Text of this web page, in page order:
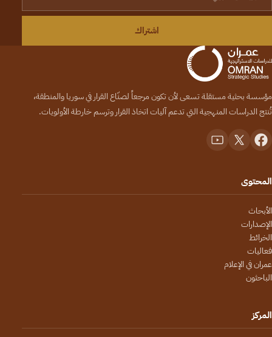
اشتراك
مؤسسة بحثية مستقلة تسعى لأن تكون مرجعاً لصنّاع القرار في سوريا والمنطقة،
تُنتج الدراسات المنهجية التي تدعم آليات اتخاذ القرار وترسم خارطة الأولويات.
المحتوى
الأبحاث
الإصدارات
الخرائط
فعاليات
عمران في الإعلام
الباحثون
المركز